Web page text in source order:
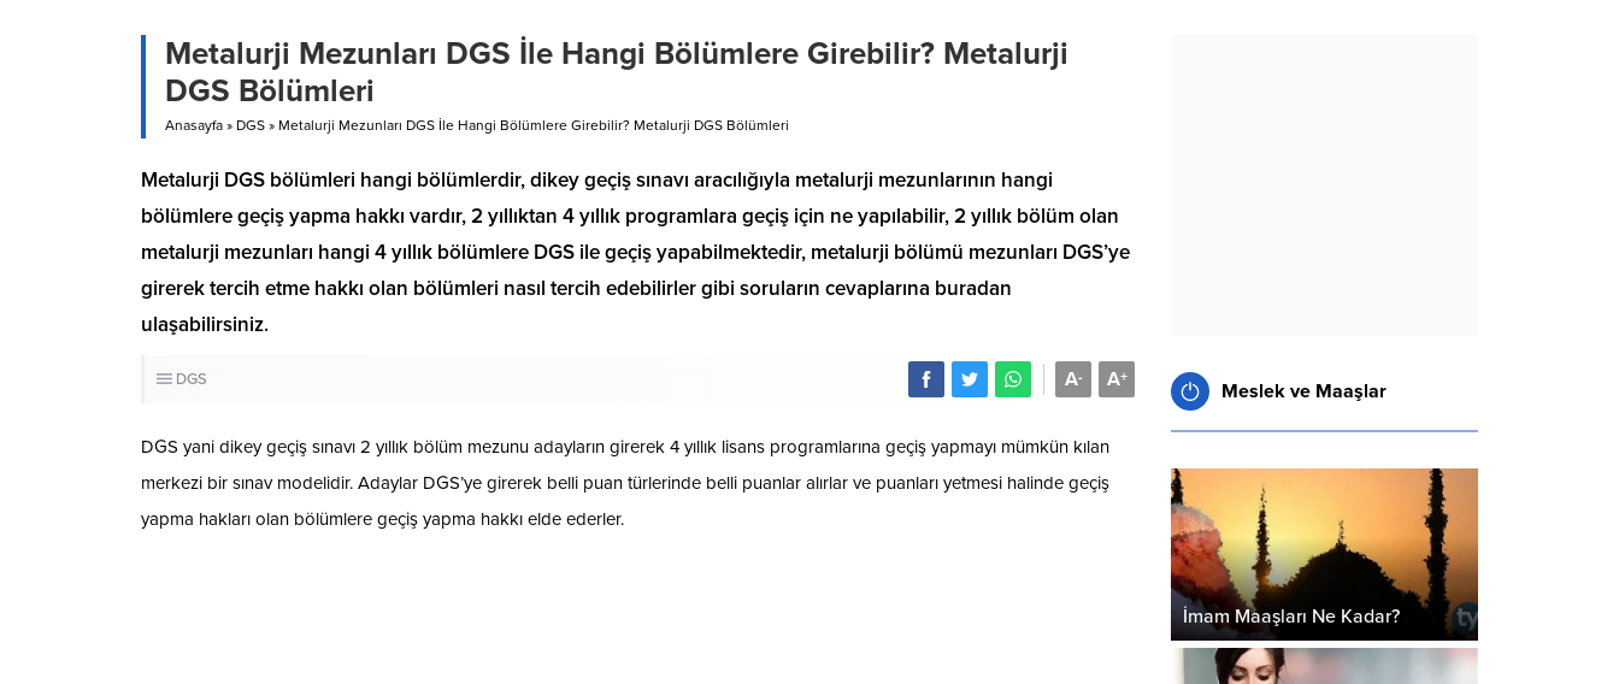
Metalurji Mezunları DGS İle Hangi Bölümlere Girebilir? Metalurji
DGS Bölümleri
Anasayfa » DGS » Metalurji Mezunları DGS İle Hangi Bölümlere Girebilir? Metalurji DGS Bölümleri
​​​​​​​Metalurji DGS bölümleri hangi bölümlerdir, dikey geçiş sınavı aracılığıyla metalurji mezunlarının hangi
bölümlere geçiş yapma hakkı vardır, 2 yıllıktan 4 yıllık programlara geçiş için ne yapılabilir, 2 yıllık bölüm olan
metalurji mezunları hangi 4 yıllık bölümlere DGS ile geçiş yapabilmektedir, metalurji bölümü mezunları DGS’ye
girerek tercih etme hakkı olan bölümleri nasıl tercih edebilirler gibi soruların cevaplarına buradan
ulaşabilirsiniz.
DGS A+
A-
DGS yani dikey geçiş sınavı 2 yıllık bölüm mezunu adayların girerek 4 yıllık lisans programlarına geçiş yapmayı mümkün kılan
merkezi bir sınav modelidir. Adaylar DGS’ye girerek belli puan türlerinde belli puanlar alırlar ve puanları yetmesi halinde geçiş
yapma hakları olan bölümlere geçiş yapma hakkı elde ederler.
Meslek ve Maaşlar
İmam Maaşları Ne Kadar?